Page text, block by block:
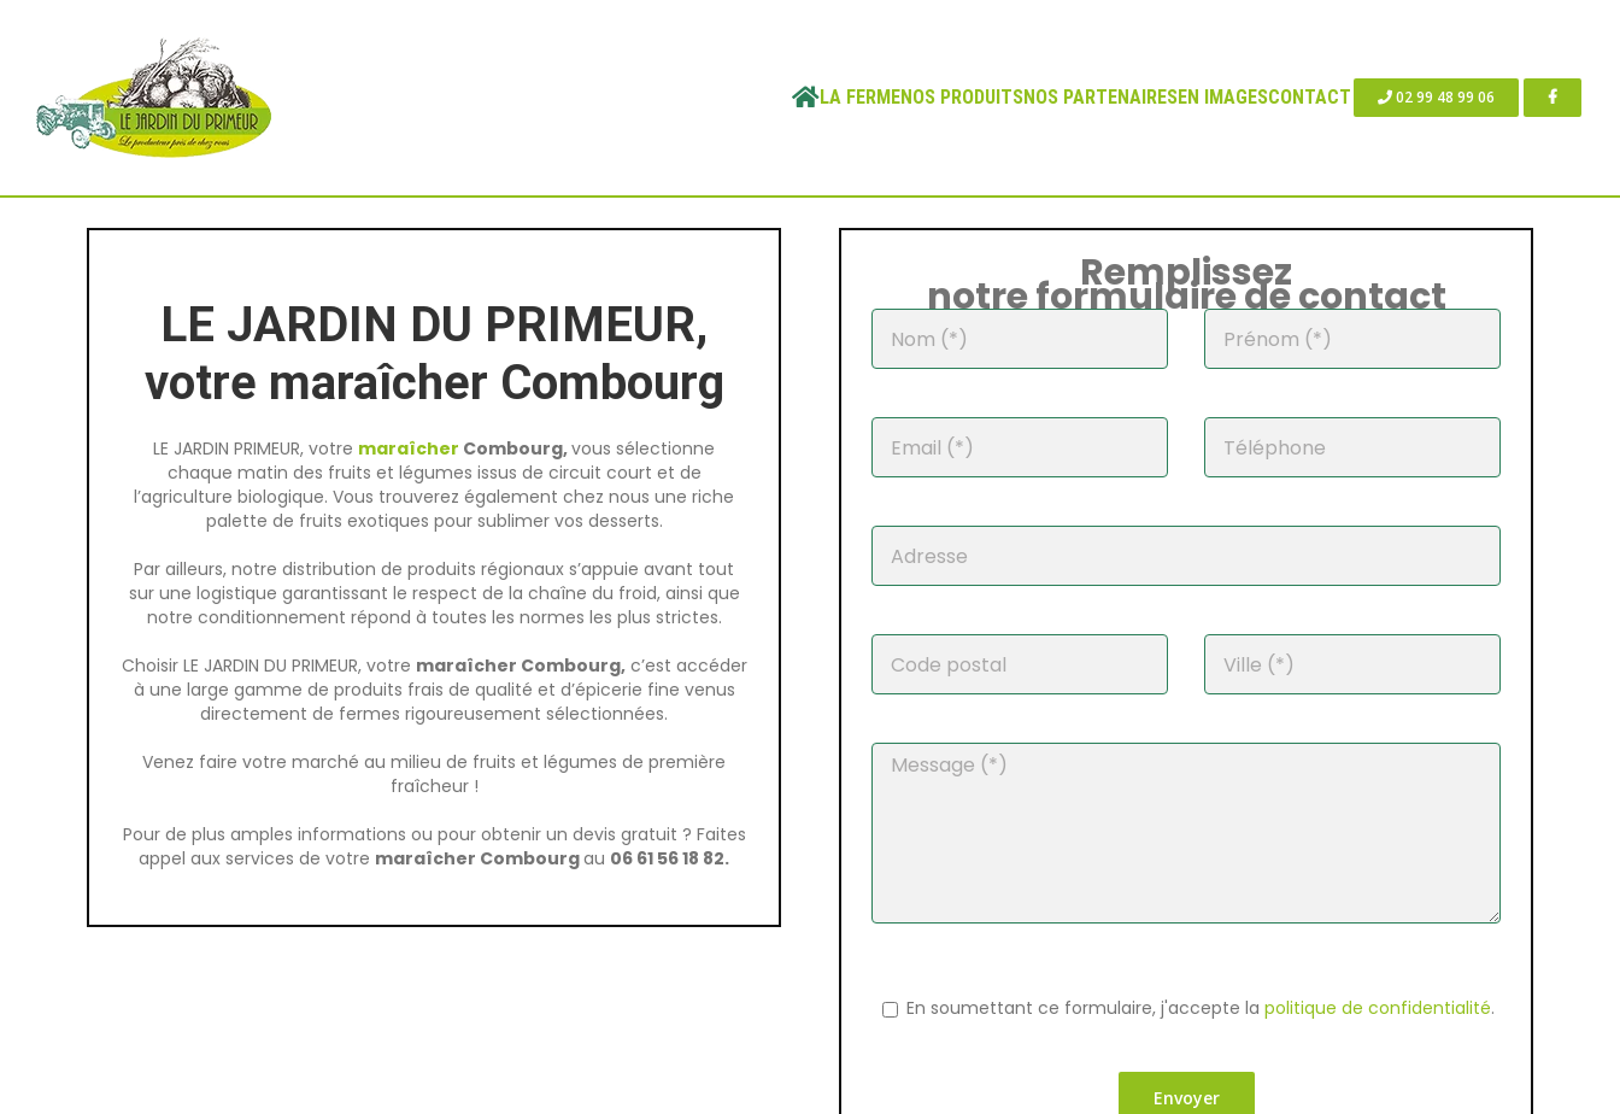
LA FERMENOS PRODUITSNOS PARTENAIRESEN IMAGESCONTACT 02 99 48 99 06
LE JARDIN DU PRIMEUR,
votre maraîcher Combourg
LE JARDIN PRIMEUR, votre maraîcher Combourg,vous sélectionne
chaque matin des fruits et légumes issus de circuit court et de
l’agriculture biologique. Vous trouverez également chez nous une riche
palette de fruits exotiques pour sublimer vos desserts.
Par ailleurs, notre distribution de produits régionaux s’appuie avant tout
sur une logistique garantissant le respect de la chaîne du froid, ainsi que
notre conditionnement répond à toutes les normes les plus strictes.
Choisir LE JARDIN DU PRIMEUR, votre maraîcher Combourg,c’est accéder
à une large gamme de produits frais de qualité et d’épicerie fine venus
directement de fermes rigoureusement sélectionnées.
Venez faire votre marché au milieu de fruits et légumes de première
fraîcheur !
Pour de plus amples informations ou pour obtenir un devis gratuit ? Faites
appel aux services de votre maraîcher Combourgau 06 61 56 18 82.
Remplissez
notre formulaire de contact
En soumettant ce formulaire, j'accepte la politique de confidentialité.